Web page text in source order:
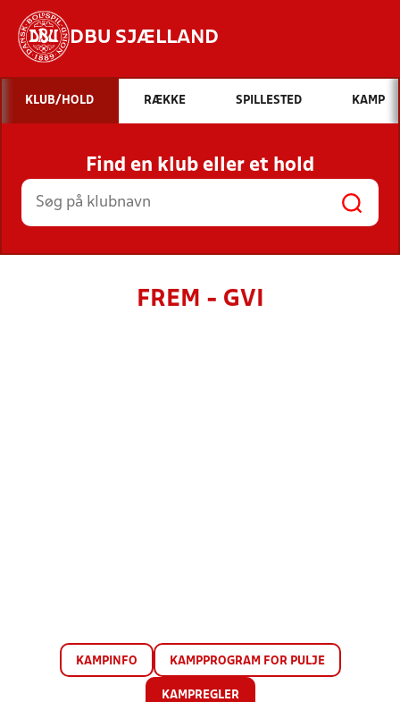
DBU SJÆLLAND
Hvad vil du søge efter?
INDHOLD OG NYHEDER
STILLINGER, RESULTATER, KLUBBER OG
HOLD
KLUB/HOLD RÆKKE SPILLESTED KAMP
Find en klub eller et hold
FREM - GVI
KAMPINFO KAMPPROGRAM FOR PULJE
KAMPREGLER